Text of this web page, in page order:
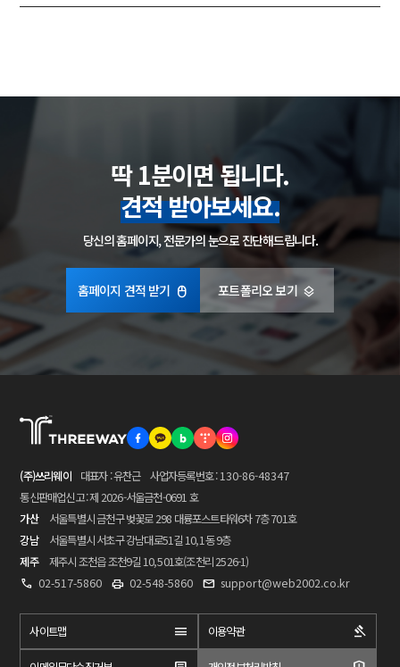
딱 1분이면 됩니다.
견적 받아보세요.
당신의 홈페이지, 전문가의 눈으로 진단해드립니다.
홈페이지 견적 받기 포트폴리오 보기
(주)쓰리웨이 대표자 : 유찬근 사업자등록번호 :130-86-48347
통신판매업신고 : 제 2026-서울금천-0691 호
가산
서울특별시 금천구 벚꽃로 298 대륭포스트타워6차 7층 701호
강남
서울특별시 서초구 강남대로51길 10, 1동 9층
제주
제주시 조천읍 조천9길 10, 501호(조천리 2526-1)
02-517-5860
02-548-5860 support@web2002.co.kr
사이트맵 이용약관